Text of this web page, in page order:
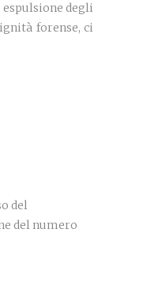
degli
forense, ci
del
del numero